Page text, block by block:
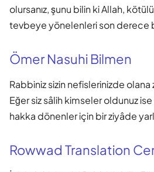
olursanız, şunu bilin ki Allah,
tevbeye yönelenleri son derece
Ömer Nasuhi Bilmen
Rabbiniz sizin nefislerinizde
Eğer siz sâlih kimseler oldunuz
hakka dönenler için bir ziyâde
Rowwad Translation